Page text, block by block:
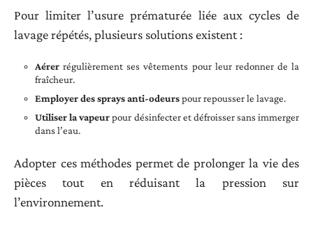
Pour limiter l’usure prématurée liée aux cycles de
lavage répétés, plusieurs solutions existent :
Aérer régulièrement ses vêtements pour leur redonner de la
fraîcheur.
Employer des sprays anti-odeurspour repousser le lavage.
Utiliser la vapeurpour désinfecter et défroisser sans immerger
dans l’eau.
Adopter ces méthodes permet de prolonger la vie des
pièces tout en réduisant la pression sur
l’environnement.